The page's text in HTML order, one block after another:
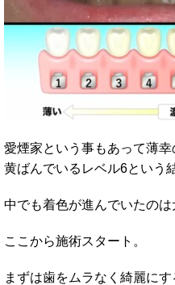
愛煙家という事もあって薄
黄ばんでいるレベル6という
中でも着色が進んでいたのは
ここから施術スタート。
まずは歯をムラなく綺麗にす